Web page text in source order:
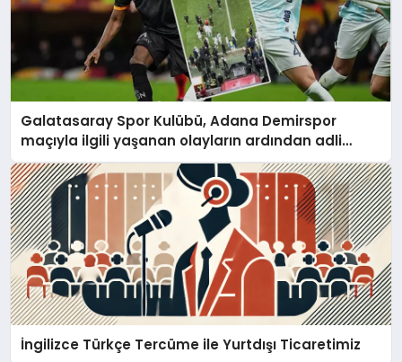
Galatasaray Spor Kulübü, Adana Demirspor
maçıyla ilgili yaşanan olayların ardından adli
mercilere başvuru yapıldığını duyurdu.
İngilizce Türkçe Tercüme ile Yurtdışı Ticaretimiz